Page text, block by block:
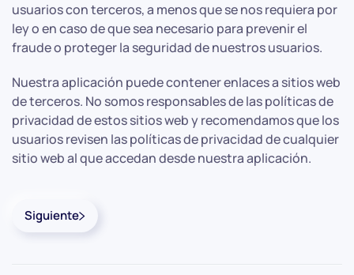
usuarios con terceros, a menos que se nos requiera por
ley o en caso de que sea necesario para prevenir el
fraude o proteger la seguridad de nuestros usuarios.
Nuestra aplicación puede contener enlaces a sitios web
de terceros. No somos responsables de las políticas de
privacidad de estos sitios web y recomendamos que los
usuarios revisen las políticas de privacidad de cualquier
sitio web al que accedan desde nuestra aplicación.
Siguiente